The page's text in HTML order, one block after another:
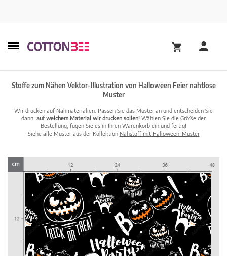
Stoffe zum Nähen Vektor-Illustration von Halloween Feier nahtlose
Muster
Wir drucken auf Nähmaterialien. Passen Sie das Muster an und entscheiden Sie
dann, auf welchem Material wir drucken sollen! Wählen Sie die Größe der
Bestellung, fügen Sie es in Ihren Warenkorb ein und fertig!
Siehe alle Muster aus der Kollektion Nähstoff mit Halloween-Muster